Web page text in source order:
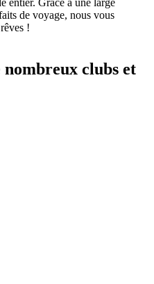
de voyage, nous vous
!
clubs et